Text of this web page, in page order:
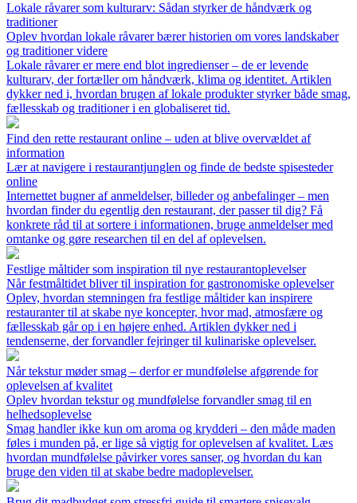
Lokale råvarer som kulturarv: Sådan styrker de håndværk og
traditioner
Oplev hvordan lokale råvarer bærer historien om vores landskaber
og traditioner videre
Lokale råvarer er mere end blot ingredienser – de er levende
kulturarv, der fortæller om håndværk, klima og identitet. Artiklen
dykker ned i, hvordan brugen af lokale produkter styrker både smag,
fællesskab og traditioner i en globaliseret tid.
Find den rette restaurant online – uden at blive overvældet af
information
Lær at navigere i restaurantjunglen og finde de bedste spisesteder
online
Internettet bugner af anmeldelser, billeder og anbefalinger – men
hvordan finder du egentlig den restaurant, der passer til dig? Få
konkrete råd til at sortere i informationen, bruge anmeldelser med
omtanke og gøre researchen til en del af oplevelsen.
Festlige måltider som inspiration til nye restaurantoplevelser
Når festmåltidet bliver til inspiration for gastronomiske oplevelser
Oplev, hvordan stemningen fra festlige måltider kan inspirere
restauranter til at skabe nye koncepter, hvor mad, atmosfære og
fællesskab går op i en højere enhed. Artiklen dykker ned i
tendenserne, der forvandler fejringer til kulinariske oplevelser.
Når tekstur møder smag – derfor er mundfølelse afgørende for
oplevelsen af kvalitet
Oplev hvordan tekstur og mundfølelse forvandler smag til en
helhedsoplevelse
Smag handler ikke kun om aroma og krydderi – den måde maden
føles i munden på, er lige så vigtig for oplevelsen af kvalitet. Læs
hvordan mundfølelse påvirker vores sanser, og hvordan du kan
bruge den viden til at skabe bedre madoplevelser.